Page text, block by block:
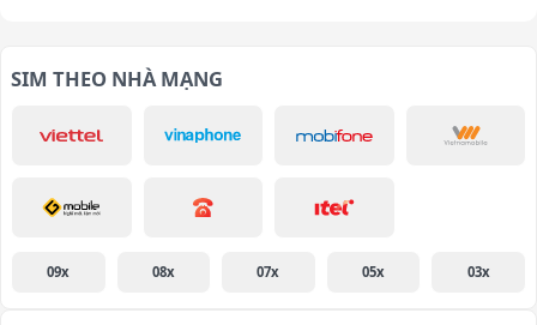
SIM THEO NHÀ MẠNG
09x 08x 07x 05x 03x